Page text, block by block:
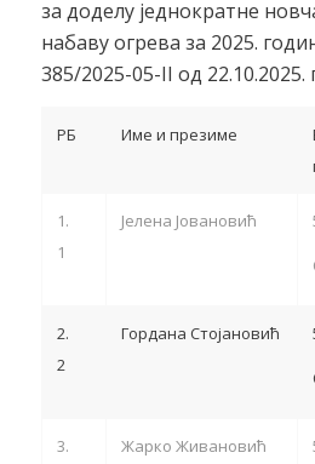
за доделу једнократне
набаву огрева за 2025.
385/2025-05-II од 22.10.2025.
РБ Име и презиме
1.
1
Јелена Јовановић
2.
2
Гордана Стојановић
3.
Жарко Живановић